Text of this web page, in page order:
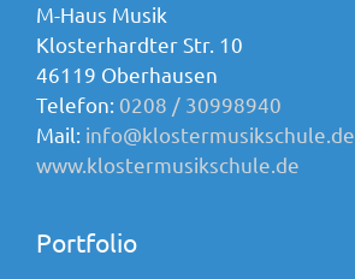
M-Haus Musik
Klosterhardter Str. 10
46119 Oberhausen
Telefon: 0208 / 30998940
Mail: info@klostermusikschule.de
www.klostermusikschule.de
Portfolio